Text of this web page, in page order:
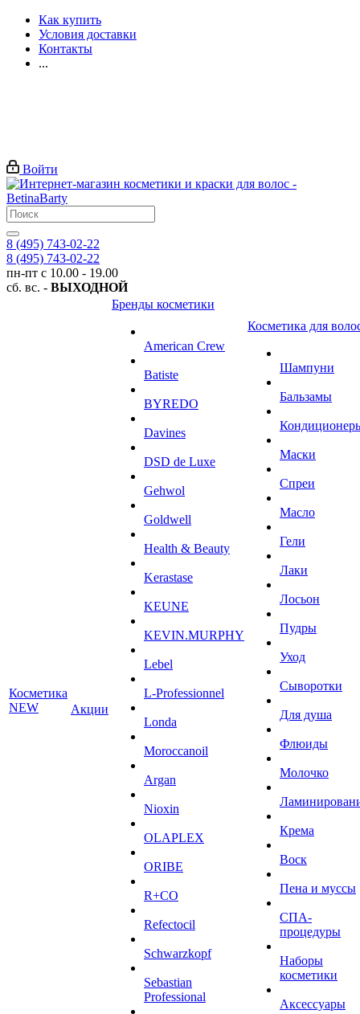
Как купить
Условия доставки
Контакты
...
Войти
8 (495) 743-02-22
8 (495) 743-02-22
пн-пт с 10.00 - 19.00
сб. вс. - ВЫХОДНОЙ
Косметика
NEW
Акции
Бренды косметики
American Crew
Batiste
BYREDO
Davines
DSD de Luxe
Gehwol
Goldwell
Health & Beauty
Kerastase
KEUNE
KEVIN.MURPHY
Lebel
L-Professionnel
Londa
Moroccanoil
Argan
Niохin
OLAPLEX
ORIBE
R+CO
Refectocil
Schwarzkopf
Sebastian
Professional
Косметика для
Шампуни
Бальзамы
Маски
Спреи
Масло
Гели
Лаки
Лосьон
Пудры
Уход
Сыворотки
Для душа
Флюиды
Молочко
Крема
Воск
Пена и муссы
СПА-
процедуры
Наборы
косметики
Аксессуары